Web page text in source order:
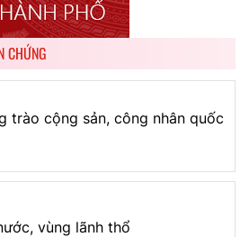
CHỨNG
trào cộng sản, công nhân quốc
vùng lãnh thổ